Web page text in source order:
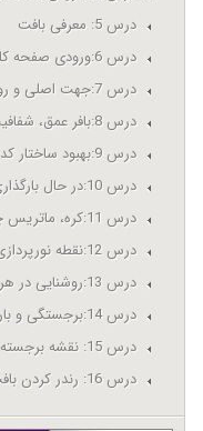
درس 5: معرفی بافت
درس 6:ورودی صفحه کلید و فیلتر های بافت
درس 7:جهت اصلی و روشنایی محیط
درس 8:بافر عمق، شفافیت و ترکیب
درس 9:بهبود ساختار کد با حرکت زیاد
درس 10:در حال بارگذاری و یکی از اساسی ترین نوع دوربین
درس 11:کره، ماتریس چرخش، و رویدادهای ماوس
درس 12:نقطه نورپردازی
درس 13:روشنایی در هر قطعه و برنامه های متعدد
درس 14:برجستگی و بارگیری یک مدل JSON
درس 15: نقشه برجسته
درس 16: رندر کردن بافت